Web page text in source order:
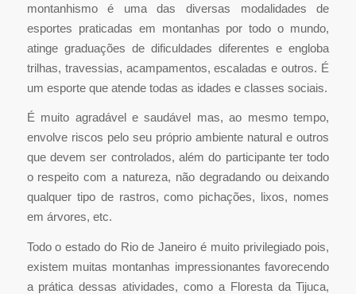
montanhismo é uma das diversas modalidades de
esportes praticadas em montanhas por todo o mundo,
atinge graduações de dificuldades diferentes e engloba
trilhas, travessias, acampamentos, escaladas e outros. É
um esporte que atende todas as idades e classes sociais.
É muito agradável e saudável mas, ao mesmo tempo,
envolve riscos pelo seu próprio ambiente natural e outros
que devem ser controlados, além do participante ter todo
o respeito com a natureza, não degradando ou deixando
qualquer tipo de rastros, como pichações, lixos, nomes
em árvores, etc.
Todo o estado do Rio de Janeiro é muito privilegiado pois,
existem muitas montanhas impressionantes favorecendo
a prática dessas atividades, como a Floresta da Tijuca,